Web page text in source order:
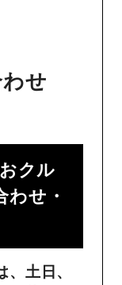
せ
クル
せ・
土日、